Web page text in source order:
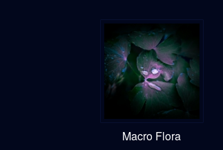
Macro Flora